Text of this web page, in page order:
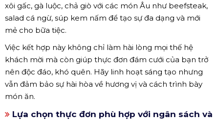
xôi gấc, gà luộc, chả giò với các món Âu như beefsteak,
salad cá ngừ, súp kem nấm để tạo sự đa dạng và mới
mẻ cho bữa tiệc.
Việc kết hợp này không chỉ làm hài lòng mọi thế hệ
khách mời mà còn giúp thực đơn đám cưới của bạn trở
nên độc đáo, khó quên. Hãy linh hoạt sáng tạo nhưng
vẫn đảm bảo sự hài hòa về hương vị và cách trình bày
món ăn.
Lựa chọn thực đơn phù hợp với ngân sách và